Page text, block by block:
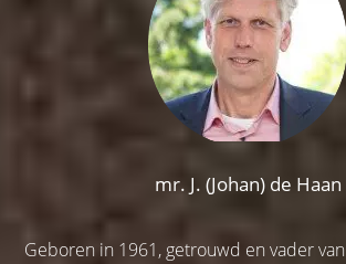
mr. J. (Johan) de Haan
Geboren in 1961, getrouwd en vader